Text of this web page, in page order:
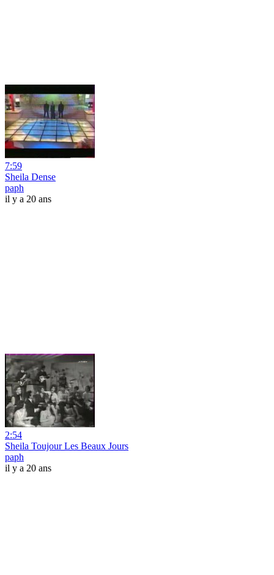
7:59
Sheila Dense
paph
il y a 20 ans
2:54
Sheila Toujour Les Beaux Jours
paph
il y a 20 ans